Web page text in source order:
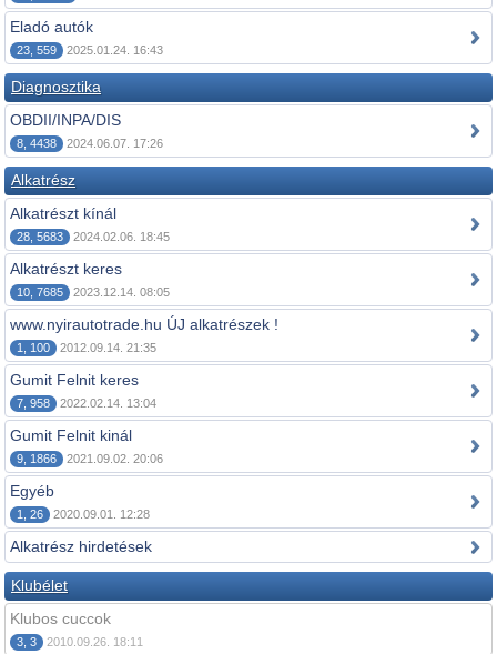
Eladó autók
23, 559 2025.01.24. 16:43
Diagnosztika
OBDII/INPA/DIS
8, 4438 2024.06.07. 17:26
Alkatrész
Alkatrészt kínál
28, 5683 2024.02.06. 18:45
Alkatrészt keres
10, 7685 2023.12.14. 08:05
www.nyirautotrade.hu ÚJ alkatrészek !
1, 100 2012.09.14. 21:35
Gumit Felnit keres
7, 958 2022.02.14. 13:04
Gumit Felnit kinál
9, 1866 2021.09.02. 20:06
Egyéb
1, 26 2020.09.01. 12:28
Alkatrész hirdetések
Klubélet
Klubos cuccok
3, 3 2010.09.26. 18:11